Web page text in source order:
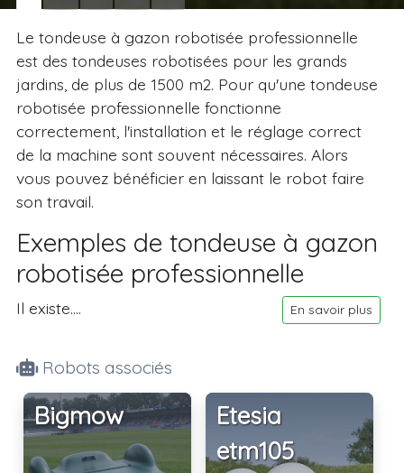
Le tondeuse à gazon robotisée professionnelle
est des tondeuses robotisées pour les grands
jardins, de plus de 1500 m2. Pour qu'une tondeuse
robotisée professionnelle fonctionne
correctement, l'installation et le réglage correct
de la machine sont souvent nécessaires. Alors
vous pouvez bénéficier en laissant le robot faire
son travail.
Exemples de tondeuse à gazon
robotisée professionnelle
Il existe.... En savoir plus
Robots associés
Bigmow
Etesia
etm105